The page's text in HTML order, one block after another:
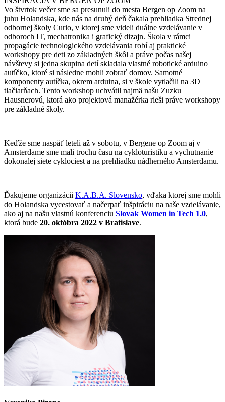
Vo štvrtok večer sme sa presunuli do mesta Bergen op Zoom na
juhu Holandska, kde nás na druhý deň čakala prehliadka Strednej
odbornej školy Curio, v ktorej sme videli duálne vzdelávanie v
odboroch IT, mechatronika i grafický dizajn. Škola v rámci
propagácie technologického vzdelávania robí aj praktické
workshopy pre deti zo základných škôl a práve počas našej
návštevy si jedna skupina detí skladala vlastné robotické arduino
autíčko, ktoré si následne mohli zobrať domov. Samotné
komponenty autíčka, okrem arduina, si v škole vytlačili na 3D
tlačiarňach. Tento workshop uchvátil najmä našu Zuzku
Hausnerovú, ktorá ako projektová manažérka rieši práve workshopy
pre základné školy.
Keďže sme naspäť leteli až v sobotu, v Bergene op Zoom aj v
Amsterdame sme mali trochu času na cykloturistiku a vychutnanie
dokonalej siete cyklociest a na prehliadku nádherného Amsterdamu.
Ďakujeme organizácii K.A.B.A. Slovensko, vďaka ktorej sme mohli
do Holandska vycestovať a načerpať inšpiráciu na naše vzdelávanie,
ako aj na našu vlastnú konferenciu Slovak Women in Tech 1.0,
ktorá bude 20. októbra 2022 v Bratislave.